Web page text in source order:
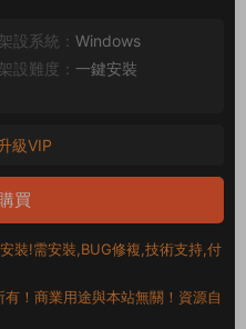
架設系統： Windows
架設難度： 一鍵安裝
級VIP
買
裝!需安裝,BUG修複,技術支持,付
！商業用途與本站無關！資源自